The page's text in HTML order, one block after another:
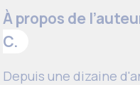
À propos de
C.
Depuis une dizaine